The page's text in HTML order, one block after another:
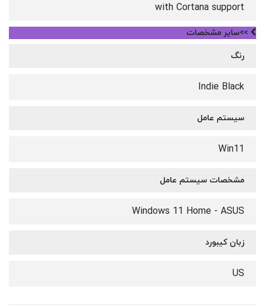
with Cortana support
>>سایر مشخصات
رنگ
Indie Black
سیستم عامل
Win11
مشخصات سیستم عامل
Windows 11 Home - ASUS
زبان کیبورد
US